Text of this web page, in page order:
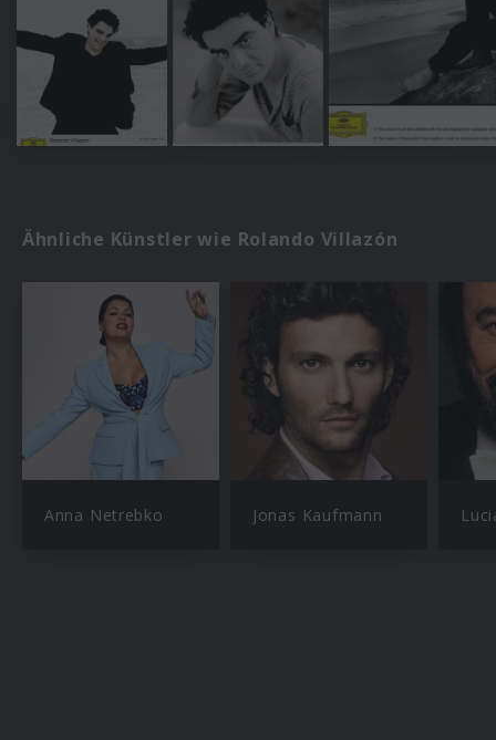
Ähnliche Künstler wie Rolando Villazón
Anna Netrebko Jonas Kaufmann